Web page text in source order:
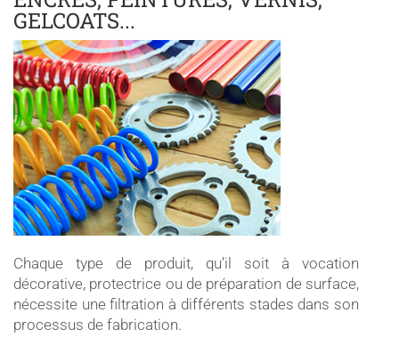
GELCOATS...
Chaque type de produit, qu’il soit à vocation
décorative, protectrice ou de préparation de surface,
nécessite une filtration à différents stades dans son
processus de fabrication.